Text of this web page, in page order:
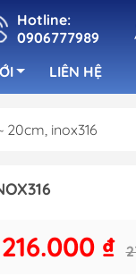
Hotline:
0906777989
Oxy Cho Cá
LIÊN HỆ
20cm, inox316
216.000 ₫